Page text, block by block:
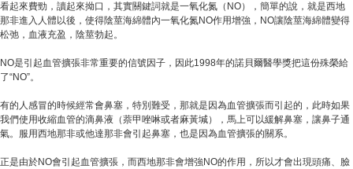
看起來費勁，讀起來拗口，其實關鍵詞就是一氧化氮（NO），簡單的說，就是西地
那非進入人體以後，使得陰莖海綿體內一氧化氮NO作用增強，NO讓陰莖海綿體變得
松弛，血液充盈，陰莖勃起。
NO是引起血管擴張非常重要的信號因子，因此1998年的諾貝爾醫學獎把這份殊榮給
了“NO”。
有的人感冒的時候經常會鼻塞，特別難受，那就是因為血管擴張而引起的，此時如果
我們使用收縮血管的滴鼻液（萘甲唑啉或者麻黃堿），馬上可以緩解鼻塞，讓鼻子通
氣。服用西地那非或他達那非會引起鼻塞，也是因為血管擴張的關系。
正是由於NO會引起血管擴張，而西地那非會增強NO的作用，所以才會出現頭痛、臉